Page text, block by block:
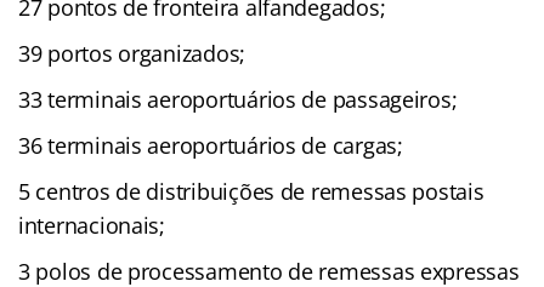
27 pontos de fronteira alfandegados;
39 portos organizados;
33 terminais aeroportuários de passageiros;
36 terminais aeroportuários de cargas;
5 centros de distribuições de remessas postais
internacionais;
3 polos de processamento de remessas expressas